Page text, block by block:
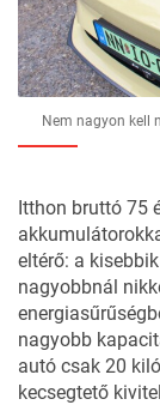
Nem nagyon kell
Itthon bruttó 75
eltérő: a
nagyobbnál
nagyobb
autó csak 20
kecsegtető